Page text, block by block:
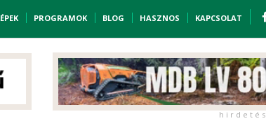
PROGRAMOK BLOG HASZNOS KAPCSOLAT
h i r d e t é s